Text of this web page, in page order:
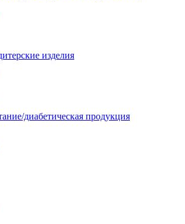
изделия
диабетическая продукция